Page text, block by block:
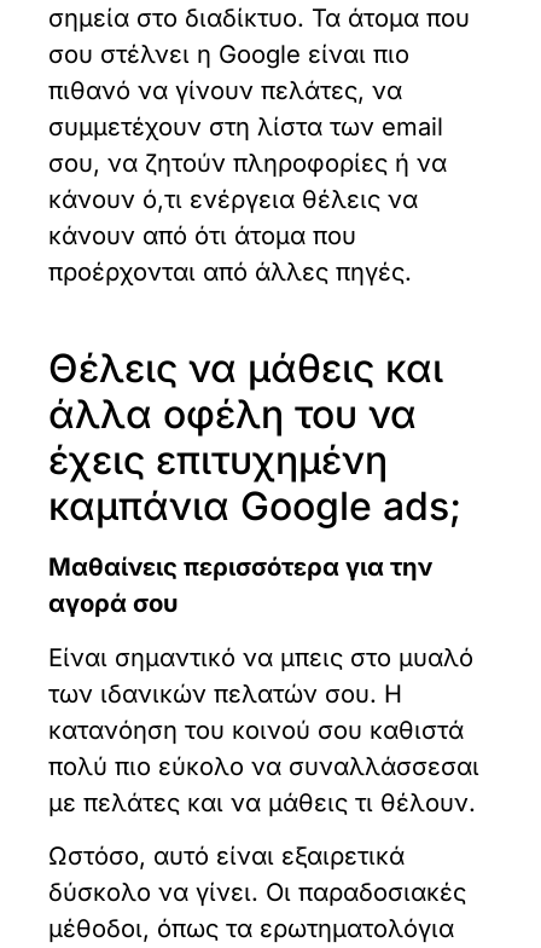
σημεία στο διαδίκτυο. Τα άτομα που
σου στέλνει η Google είναι πιο
πιθανό να γίνουν πελάτες, να
συμμετέχουν στη λίστα των email
σου, να ζητούν πληροφορίες ή να
κάνουν ό,τι ενέργεια θέλεις να
κάνουν από ότι άτομα που
προέρχονται από άλλες πηγές.
Θέλεις να μάθεις και
άλλα οφέλη του να
έχεις επιτυχημένη
καμπάνια Google ads;
Μαθαίνεις περισσότερα για την
αγορά σου
Είναι σημαντικό να μπεις στο μυαλό
των ιδανικών πελατών σου. Η
κατανόηση του κοινού σου καθιστά
πολύ πιο εύκολο να συναλλάσσεσαι
με πελάτες και να μάθεις τι θέλουν.
Ωστόσο, αυτό είναι εξαιρετικά
δύσκολο να γίνει. Οι παραδοσιακές
μέθοδοι, όπως τα ερωτηματολόγια